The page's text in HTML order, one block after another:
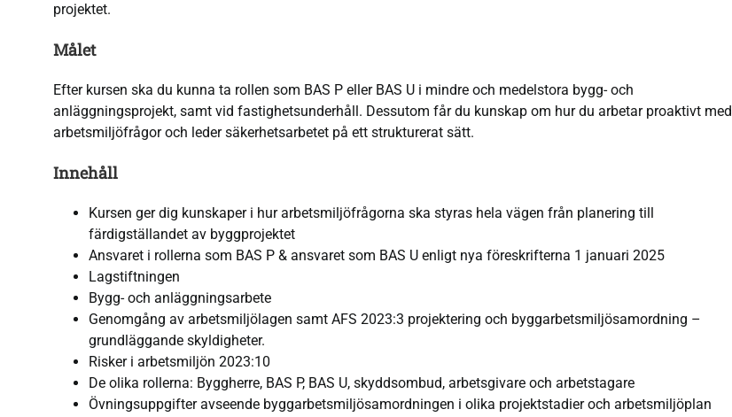
projektet.
Målet
Efter kursen ska du kunna ta rollen som BAS P eller BAS U i mindre och medelstora bygg- och
anläggningsprojekt, samt vid fastighetsunderhåll. Dessutom får du kunskap om hur du arbetar proaktivt med
arbetsmiljöfrågor och leder säkerhetsarbetet på ett strukturerat sätt.
Innehåll
Kursen ger dig kunskaper i hur arbetsmiljöfrågorna ska styras hela vägen från planering till
färdigställandet av byggprojektet
Ansvaret i rollerna som BAS P & ansvaret som BAS U enligt nya föreskrifterna 1 januari 2025
Lagstiftningen
Bygg- och anläggningsarbete
Genomgång av arbetsmiljölagen samt AFS 2023:3 projektering och byggarbetsmiljösamordning –
grundläggande skyldigheter.
Risker i arbetsmiljön 2023:10
De olika rollerna: Byggherre, BAS P, BAS U, skyddsombud, arbetsgivare och arbetstagare
Övningsuppgifter avseende byggarbetsmiljösamordningen i olika projektstadier och arbetsmiljöplan